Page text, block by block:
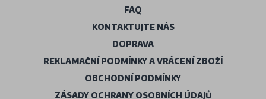
FAQ
KONTAKTUJTE NÁS
DOPRAVA
REKLAMAČNÍ PODMÍNKY A VRÁCENÍ ZBOŽÍ
OBCHODNÍ PODMÍNKY
ZÁSADY OCHRANY OSOBNÍCH ÚDAJŮ